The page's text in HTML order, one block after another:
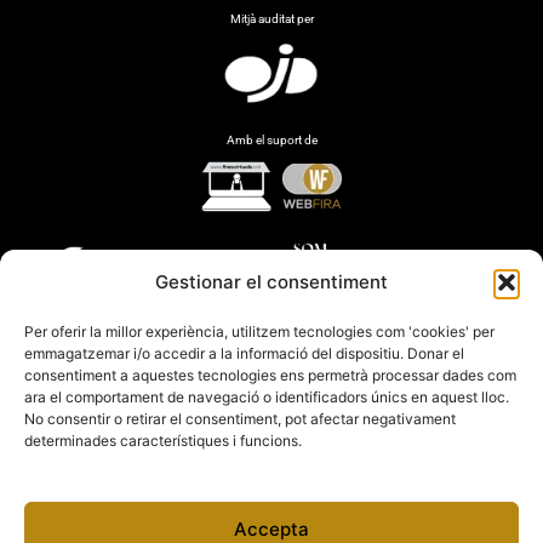
Gestionar el consentiment
Per oferir la millor experiència, utilitzem tecnologies com 'cookies' per
emmagatzemar i/o accedir a la informació del dispositiu. Donar el
consentiment a aquestes tecnologies ens permetrà processar dades com
ara el comportament de navegació o identificadors únics en aquest lloc.
No consentir o retirar el consentiment, pot afectar negativament
determinades característiques i funcions.
Accepta
Mitjà auditat per
Amb el suport de